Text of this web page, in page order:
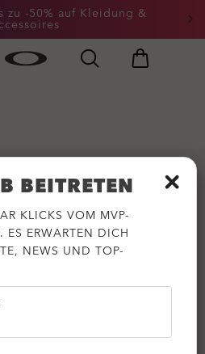
zu -50% auf Kleidung &
Bis zu -50% auf Kleidung &
BEITRETEN
KLICKS VOM MVP-
ES ERWARTEN DICH
NEWS UND TOP-